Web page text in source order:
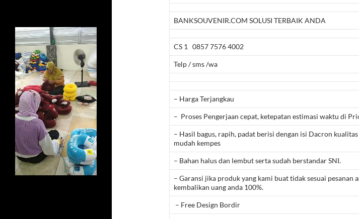
BANKSOUVENIR.COM SOLUSI TERBAIK ANDA
CS 1 0857 7576 4002
Telp / sms /wa
– Harga Terjangkau
– Proses Pengerjaan cepat, ketepatan estimasi waktu di
– Hasil bagus, rapih, padat berisi dengan isi Dacron
mudah kempes
– Bahan halus dan lembut serta sudah berstandar SNI.
– Garansi jika produk yang kami buat tidak sesuai pesanan
kembalikan uang anda 100%.
– Free Design Bordir